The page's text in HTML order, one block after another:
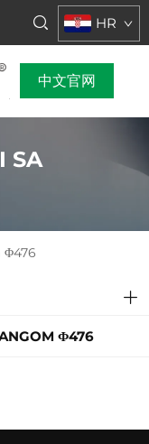
HR
中文官网
SA
Φ476